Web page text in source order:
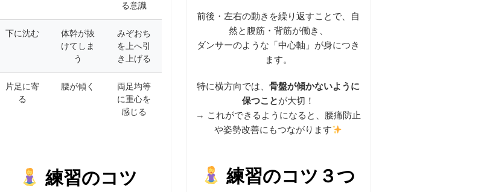
る意識
下に沈む
体幹が抜
けてしま
う
みぞおち
を上へ引
き上げる
片足に寄
る
腰が傾く
両足均等
に重心を
感じる
練習のコツ
前後・左右の動きを繰り返すことで、自
然と腹筋・背筋が働き、
ダンサーのような「中心軸」が身につき
ます。
特に横方向では、骨盤が傾かないように
保つことが大切！
→ これができるようになると、腰痛防止
や姿勢改善にもつながります
練習のコツ３つ